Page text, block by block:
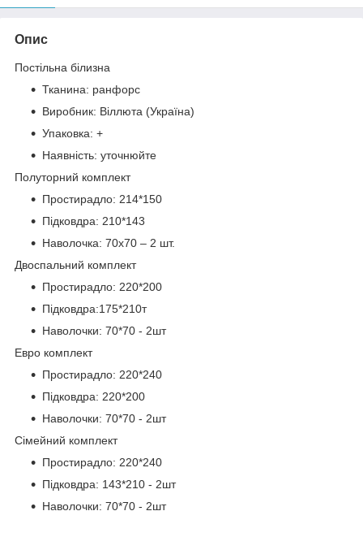
Опис
Постільна білизна
Тканина: ранфорс
Виробник: Віллюта (Україна)
Упаковка: +
Наявність: уточнюйте
Полуторний комплект
Простирадло: 214*150
Підковдра: 210*143
Наволочка: 70х70 – 2 шт.
Двоспальний комплект
Простирадло: 220*200
Підковдра:175*210т
Наволочки: 70*70 - 2шт
Евро комплект
Простирадло: 220*240
Підковдра: 220*200
Наволочки: 70*70 - 2шт
Сімейний комплект
Простирадло: 220*240
Підковдра: 143*210 - 2шт
Наволочки: 70*70 - 2шт